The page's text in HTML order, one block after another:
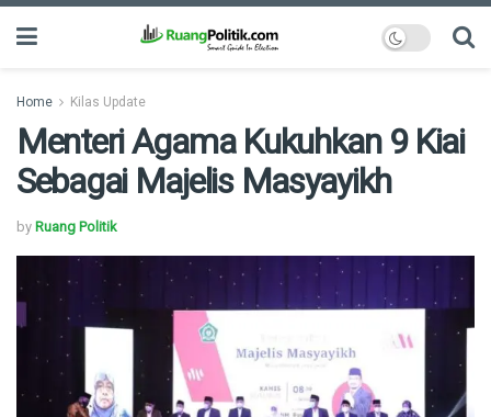
Home Kilas Update
Menteri Agama Kukuhkan 9 Kiai
Sebagai Majelis Masyayikh
by Ruang Politik